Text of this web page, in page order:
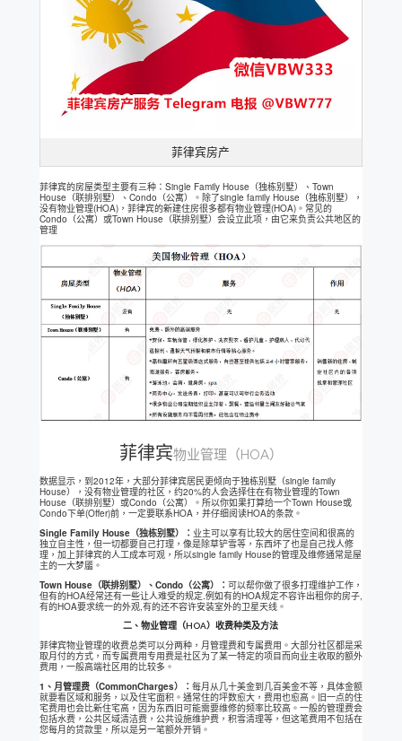
菲律宾房产
菲律宾的房屋类型主要有三种：Single Family House（独栋别墅）、Town
House（联排别墅）、Condo（公寓）。除了single family House（独栋别墅），
没有物业管理(HOA)，菲律宾的新建住房很多都有物业管理(HOA)。常见的
Condo（公寓）或Town House（联排别墅）会设立此项，由它来负责公共地区的
管理
菲律宾物业管理（HOA）
数据显示，到2012年，大部分菲律宾居民更倾向于独栋别墅（single family
House），没有物业管理的社区，约20%的人会选择住在有物业管理的Town
House（联排别墅）或Condo（公寓）。所以你如果打算给一个Town House或
Condo下单(Offer)前，一定要联系HOA，并仔细阅读HOA的条款。
Single Family House（独栋别墅）： 业主可以享有比较大的居住空间和很高的
独立自主性，但一切都要自己打理，像是除草铲雪等，东西坏了也是自己找人修
理，加上菲律宾的人工成本可观，所以single family House的管理及维修通常是屋
主的一大梦靥。
Town House（联排别墅）、Condo（公寓）： 可以帮你做了很多打理维护工作，
但有的HOA经常还有一些让人难受的规定.例如有的HOA规定不容许出租你的房子,
有的HOA要求统一的外观,有的还不容许安装室外的卫星天线。
二、物业管理（HOA）收费种类及方法
菲律宾物业管理的收费总类可以分两种，月管理费和专属费用。大部分社区都是采
取月付的方式，而专属费用专用费是社区为了某一特定的项目而向业主收取的额外
费用，一般高端社区用的比较多。
1、月管理费（CommonCharges）： 每月从几十美金到几百美金不等，具体金额
就要看区域和服务，以及住宅面积。通常住的坪数愈大，费用也愈高。旧一点的住
宅费用也会比新住宅高，因为东西旧可能需要维修的频率比较高。一般的管理费会
包括水费，公共区域清洁费，公共设施维护费，积雪清理等，但这笔费用不包括在
您每月的贷款里，所以是另一笔额外开销。